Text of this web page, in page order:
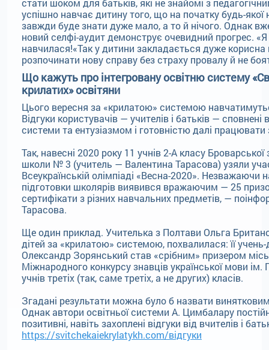
успішно навчає дитину того, що на початку будь-якої
завжди буде знати дуже мало, а то й нічого. Однак
новий селфі-аудит демонструє очевидний прогрес.
навчилася!«Так у дитини закладається дуже корисна
розпочинати нову справу без страху провалу й не
Що кажуть про інтегровану освітню систему
крилатих» освітяни
Цього вересня за «крилатою» системою
Відгуки користувачів — учителів і батьків —
системи та ентузіазмом і готовністю далі
Так, навесні 2020 року 11 учнів 2-А класу Броварської
школи № 3 (учитель — Валентина Тарасова) узяли
Всеукраїнській олімпіаді «Весна-2020». Незважаючи
підготовки школярів виявився вражаючим — 25
сертифікати з різних навчальних предметів, —
Тарасова.
Ще один приклад. Учителька з Полтави Ольга
дітей за «крилатою» системою, похвалилася: її
Олександр Зорянський став «срібним» призером
Міжнародного конкурсу знавців української мови
учнів третіх (так, саме третіх, а не других) класів.
Згадані результати можна було б назвати
Однак автори освітньої системи А. Цимбалару
позитивні, навіть захоплені відгуки від вчителів і
https://svitchekaiekrylatykh.com/відгуки